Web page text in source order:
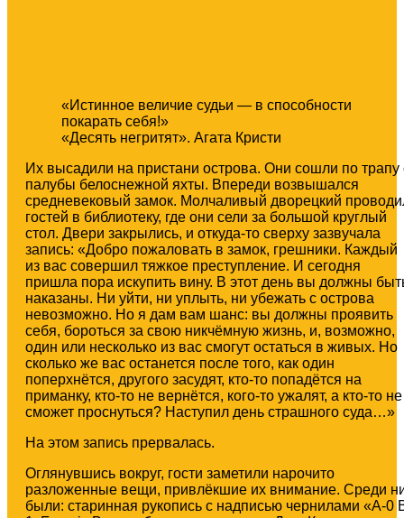
«Истинное величие судьи — в способности
покарать себя!»
«Десять негритят». Агата Кристи
Их высадили на пристани острова. Они сошли по трапу
палубы белоснежной яхты. Впереди возвышался
средневековый замок. Молчаливый дворецкий
гостей в библиотеку, где они сели за большой круглый
стол. Двери закрылись, и откуда-то сверху зазвучала
запись: «Добро пожаловать в замок, грешники. Каждый
из вас совершил тяжкое преступление. И сегодня
пришла пора искупить вину. В этот день вы должны
наказаны. Ни уйти, ни уплыть, ни убежать с острова
невозможно. Но я дам вам шанс: вы должны проявить
себя, бороться за свою никчёмную жизнь, и, возможно,
один или несколько из вас смогут остаться в живых. Но
сколько же вас останется после того, как один
поперхнётся, другого засудят, кто-то попадётся на
приманку, кто-то не вернётся, кого-то ужалят, а кто-то не
сможет проснуться? Наступил день страшного суда…»
На этом запись прервалась.
Оглянувшись вокруг, гости заметили нарочито
разложенные вещи, привлёкшие их внимание. Среди
были: старинная рукопись с надписью чернилами «A-0